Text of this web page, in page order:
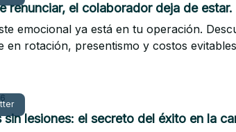
renunciar, el colaborador deja de estar.
emocional ya está en tu operación.
en rotación, presentismo y costos
sin lesiones: el secreto del éxito en la